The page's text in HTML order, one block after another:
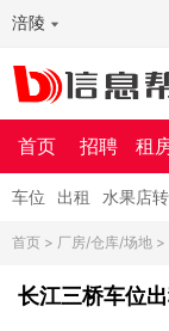
涪陵
首页 招聘 租
车位 出租 水果店
首页 > 厂房/仓库/场地 >
长江三桥车位